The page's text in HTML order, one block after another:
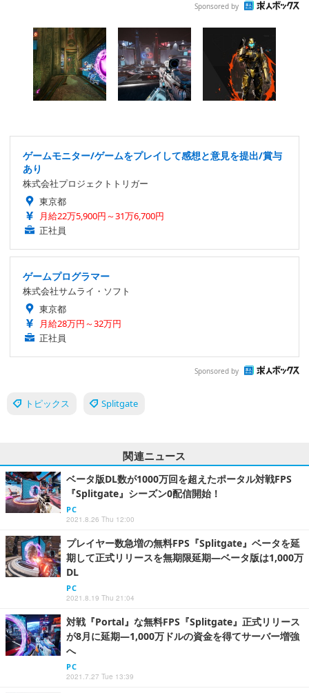
Sponsored by
ゲームモニター/ゲームをプレイして感想と意見を提出/賞与
あり
株式会社プロジェクトトリガー
東京都
月給22万5,900円～31万6,700円
正社員
ゲームプログラマー
株式会社サムライ・ソフト
東京都
月給28万円～32万円
正社員
Sponsored by
トピックス Splitgate
関連ニュース
ベータ版DL数が1000万回を超えたポータル対戦FPS
『Splitgate』シーズン0配信開始！
PC
2021.8.26 Thu 12:00
プレイヤー数急増の無料FPS『Splitgate』ベータを延
期して正式リリースを無期限延期―ベータ版は1,000万
DL
PC
2021.8.19 Thu 21:04
対戦『Portal』な無料FPS『Splitgate』正式リリース
が8月に延期―1,000万ドルの資金を得てサーバー増強
へ
PC
2021.7.27 Tue 13:39